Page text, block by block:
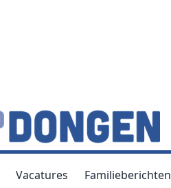
Vacatures Familieberichten